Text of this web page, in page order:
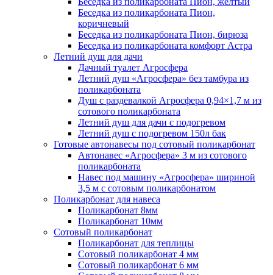
Беседка из поликарбоната Пион,
коричневый
Беседка из поликарбоната Пион, бирюза
Беседка из поликарбоната комфорт Астра
Летний душ для дачи
Дачный туалет Агросфера
Летний душ «Агросфера» без тамбура из
поликарбоната
Душ с раздевалкой Агросфера 0,94×1,7 м из
сотового поликарбоната
Летний душ для дачи с подогревом
Летний душ с подогревом 150л бак
Готовые автонавесы под сотовый поликарбонат
Автонавес «Агросфера» 3 м из сотового
поликарбоната
Навес под машину «Агросфера» шириной
3,5 м с сотовым поликарбонатом
Поликарбонат для навеса
Поликарбонат 8мм
Поликарбонат 10мм
Сотовый поликарбонат
Поликарбонат для теплицы
Сотовый поликарбонат 4 мм
Сотовый поликарбонат 6 мм